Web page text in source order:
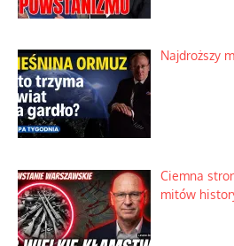
Najdroższy
Ciemna
mitów